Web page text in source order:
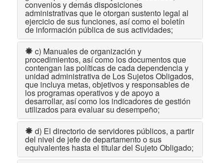
convenios y demás disposiciones
administrativas que le otorgan sustento legal al
ejercicio de sus funciones, así como el boletín
de información pública de sus actividades;
c) Manuales de organización y
procedimientos, así como los documentos que
contengan las políticas de cada dependencia y
unidad administrativa de Los Sujetos Obligados,
que incluya metas, objetivos y responsables de
los programas operativos y de apoyo a
desarrollar, así como los indicadores de gestión
utilizados para evaluar su desempeño;
d) El directorio de servidores públicos, a partir
del nivel de jefe de departamento o sus
equivalentes hasta el titular del Sujeto Obligado;